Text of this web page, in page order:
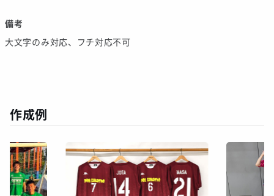
備考
大文字のみ対応、フチ対応不可
作成例